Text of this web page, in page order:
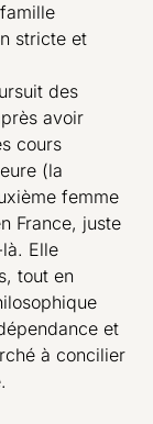
stricte et
des
avoir
cours
(la
femme
France, juste
Elle
tout en
et
à concilier